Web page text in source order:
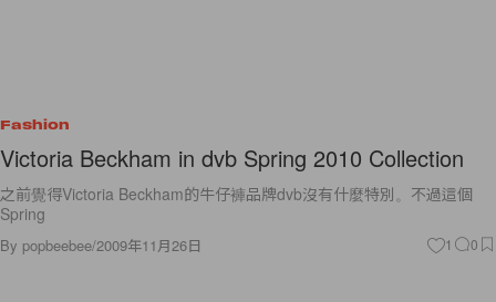
Fashion
Victoria Beckham in dvb Spring 2010 Collection
之前覺得Victoria Beckham的牛仔褲品牌dvb沒有什麼特別。不過這個
Spring
By popbeebee/2009年11月26日 1 0